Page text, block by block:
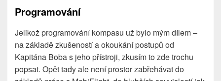
Programování
Jelikož programování kompasu už bylo mým dílem –
na základě zkušeností a okoukání postupů od
Kapitána Boba s jeho přístroji, zkusím to zde trochu
popsat. Opět tady ale není prostor zabřehávat do